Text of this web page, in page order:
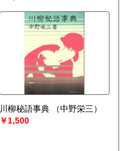
川柳秘語事典
（中野栄三）
￥1,500